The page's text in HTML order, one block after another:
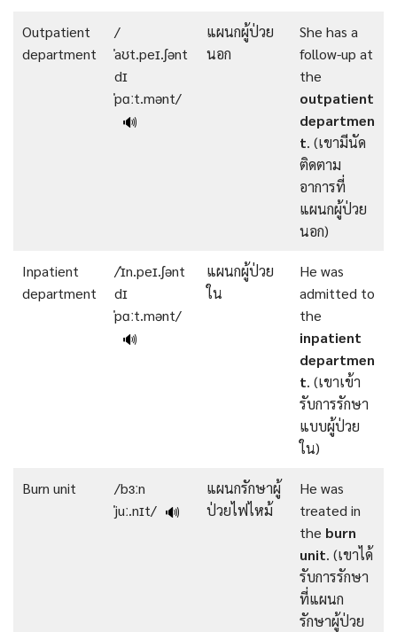
Outpatient
department
/
ˈaʊt.peɪ.ʃənt
dɪ
ˈpɑːt.mənt/
🔊
แผนกผู้ป่วย
นอก
She has a
follow-up at
the
outpatient
departmen
t. (เขามีนัด
ติดตาม
อาการที่
แผนกผู้ป่วย
นอก)
Inpatient
department
/ˈɪn.peɪ.ʃənt
dɪ
ˈpɑːt.mənt/
🔊
แผนกผู้ป่วย
ใน
He was
admitted to
the
inpatient
departmen
t. (เขาเข้า
รับการรักษา
แบบผู้ป่วย
ใน)
Burn unit
/bɜːn
ˈjuː.nɪt/ 🔊
แผนกรักษาผู้
ป่วยไฟไหม้
He was
treated in
the burn
unit. (เขาได้
รับการรักษา
ที่แผนก
รักษาผู้ป่วย